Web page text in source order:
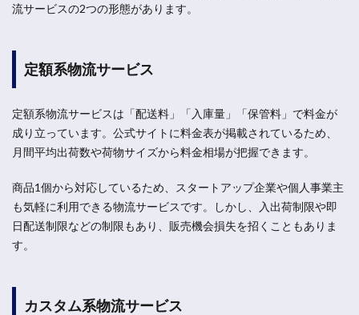
流サービスの2つの形態があります。
定額系物流サービス
定額系物流サービスは「配送料」「入庫量」「保管料」で料金が
成り立っています。公式サイトに料金表が掲載されているため、
月間平均出荷数や荷物サイズから料金相場が把握できます。
商品1個から対応しているため、スタートアップ企業や個人事業主
も気軽に利用できる物流サービスです。しかし、入出荷制限や即
日配送制限などの制限もあり、販売機会損失を招くこともありま
す。
カスタム系物流サービス